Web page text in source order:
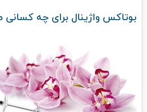
بوتاکس واژینال برای چه